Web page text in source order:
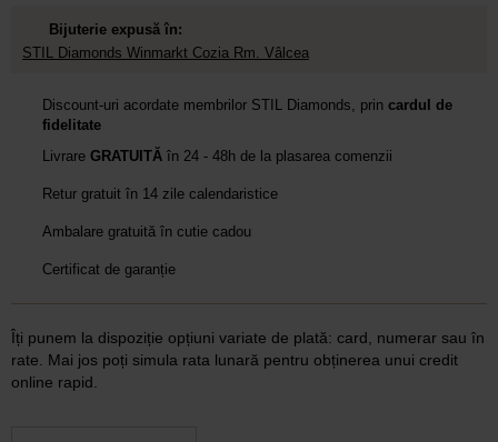
Bijuterie expusă în:
STIL Diamonds Winmarkt Cozia Rm. Vâlcea
Discount-uri acordate membrilor STIL Diamonds, prin cardul de
fidelitate
Livrare GRATUITĂ în 24 - 48h de la plasarea comenzii
Retur gratuit în 14 zile calendaristice
Ambalare gratuită în cutie cadou
Certificat de garanție
Îți punem la dispoziție opțiuni variate de plată: card, numerar sau în
rate. Mai jos poți simula rata lunară pentru obținerea unui credit
online rapid.